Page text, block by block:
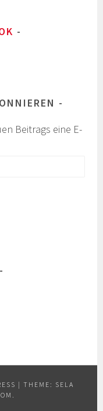
Beitrags eine E-
| THEME: SELA
.